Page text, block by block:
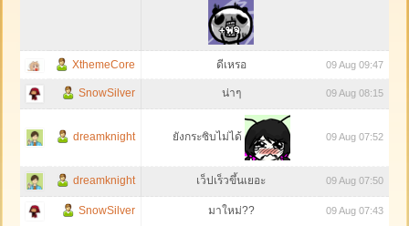
XthemeCore ดีเหรอ 09 Aug 09:47
SnowSilver น่าๆ 09 Aug 08:15
dreamknight ยังกระซิบไม่ได้ 09 Aug 07:52
dreamknight เว็ปเร็วขึ้นเยอะ 09 Aug 07:50
SnowSilver มาใหม่?? 09 Aug 07:43